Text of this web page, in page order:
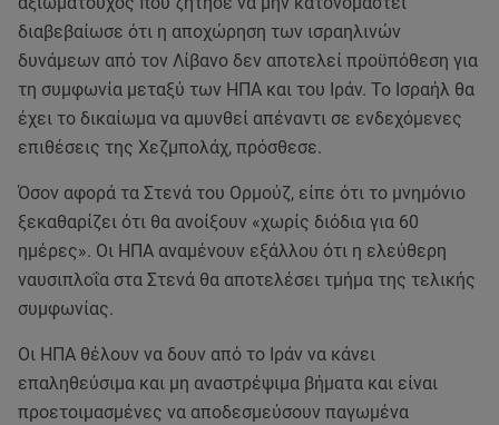
διαβεβαίωσε ότι η αποχώρηση των ισραηλινών
δυνάμεων από τον Λίβανο δεν αποτελεί προϋπόθεση για
τη συμφωνία μεταξύ των ΗΠΑ και του Ιράν. Το Ισραήλ θα
έχει το δικαίωμα να αμυνθεί απέναντι σε ενδεχόμενες
επιθέσεις της Χεζμπολάχ, πρόσθεσε.
Όσον αφορά τα Στενά του Ορμούζ, είπε ότι το μνημόνιο
ξεκαθαρίζει ότι θα ανοίξουν «χωρίς διόδια για 60
ημέρες». Οι ΗΠΑ αναμένουν εξάλλου ότι η ελεύθερη
ναυσιπλοΐα στα Στενά θα αποτελέσει τμήμα της τελικής
συμφωνίας.
Οι ΗΠΑ θέλουν να δουν από το Ιράν να κάνει
επαληθεύσιμα και μη αναστρέψιμα βήματα και είναι
προετοιμασμένες να αποδεσμεύσουν παγωμένα